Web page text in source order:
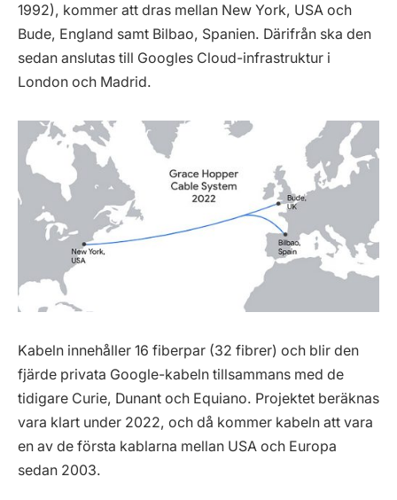
1992), kommer att dras mellan New York, USA och
Bude, England samt Bilbao, Spanien. Därifrån ska den
sedan anslutas till Googles Cloud-infrastruktur i
London och Madrid.
Kabeln innehåller 16 fiberpar (32 fibrer) och blir den
fjärde privata Google-kabeln tillsammans med de
tidigare Curie, Dunant och Equiano. Projektet beräknas
vara klart under 2022, och då kommer kabeln att vara
en av de första kablarna mellan USA och Europa
sedan 2003.